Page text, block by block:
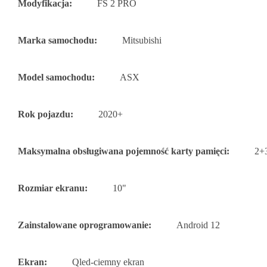
Modyfikacja: FS 2 PRO
Marka samochodu: Mitsubishi
Model samochodu: ASX
Rok pojazdu: 2020+
Maksymalna obsługiwana pojemność karty pamięci:
Rozmiar ekranu: 10"
Zainstalowane oprogramowanie: Android 12
Ekran: Qled-ciemny ekran